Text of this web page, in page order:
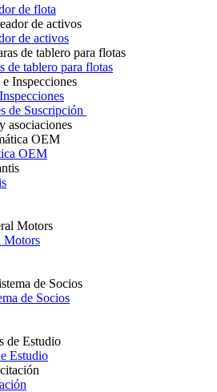
de flota
de activos
de tablero para flotas
de Suscripción
asociaciones
OEM
Motors
de Socios
Estudio